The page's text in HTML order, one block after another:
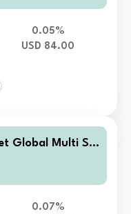
0.05%
USD 84.00
Global Multi Str
GBP Distributing
0.07%